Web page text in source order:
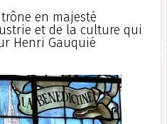
en majesté
et de la culture qui
Henri Gauquié